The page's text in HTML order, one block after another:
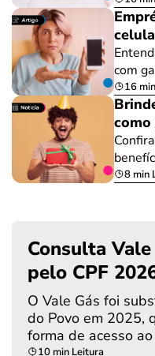
com
16
8 min
Consulta
pelo CPF
O Vale Gás foi
do Povo em 2025,
forma de acesso
10 min Leitura